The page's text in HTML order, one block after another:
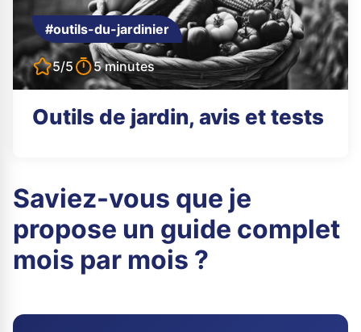
#outils-du-jardinier
5/5 5 minutes
Outils de jardin, avis et tests
Saviez-vous que je
propose un guide complet
mois par mois ?